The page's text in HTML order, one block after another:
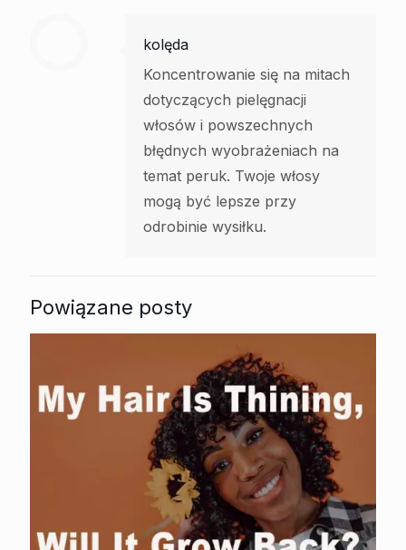
kolęda
Koncentrowanie się na mitach
dotyczących pielęgnacji
włosów i powszechnych
błędnych wyobrażeniach na
temat peruk. Twoje włosy
mogą być lepsze przy
odrobinie wysiłku.
Powiązane posty